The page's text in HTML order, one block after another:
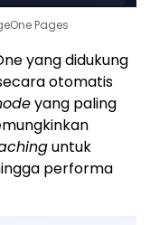
Pages
yang didukung
otomatis
yang paling
untuk
performa